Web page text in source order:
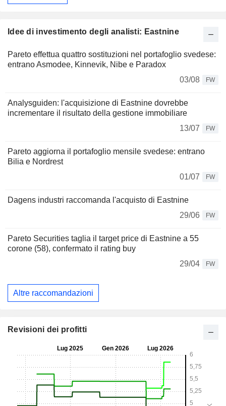
Idee di investimento degli analisti: Eastnine
Pareto effettua quattro sostituzioni nel portafoglio svedese:
entrano Asmodee, Kinnevik, Nibe e Paradox
03/08
FW
Analysguiden: l'acquisizione di Eastnine dovrebbe
incrementare il risultato della gestione immobiliare
13/07
FW
Pareto aggiorna il portafoglio mensile svedese: entrano
Bilia e Nordrest
01/07
FW
Dagens industri raccomanda l'acquisto di Eastnine
29/06
FW
Pareto Securities taglia il target price di Eastnine a 55
corone (58), confermato il rating buy
29/04
FW
Altre raccomandazioni
Revisioni dei profitti